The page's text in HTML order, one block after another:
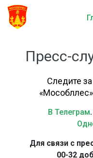
Пресс-
Следите
В Телеграм.
Для связи с
00-32